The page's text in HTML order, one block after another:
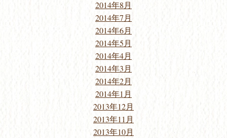
2014年8月
2014年7月
2014年6月
2014年5月
2014年4月
2014年3月
2014年2月
2014年1月
2013年12月
2013年11月
2013年10月